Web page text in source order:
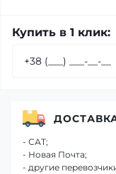
Купить в 1 клик:
- САТ;
- Новая Почта;
- другие